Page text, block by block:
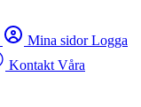
Mina sidor Logga
Kontakt Våra